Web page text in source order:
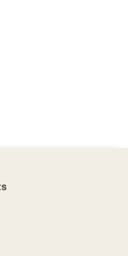
facilement me
moment après